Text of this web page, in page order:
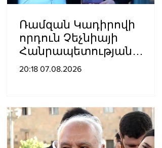
Ռամզան Կադիրովի
որդուն Չեչնիայի
Հանրապետության
հերոսի կոչում են
20:18 07.08.2026